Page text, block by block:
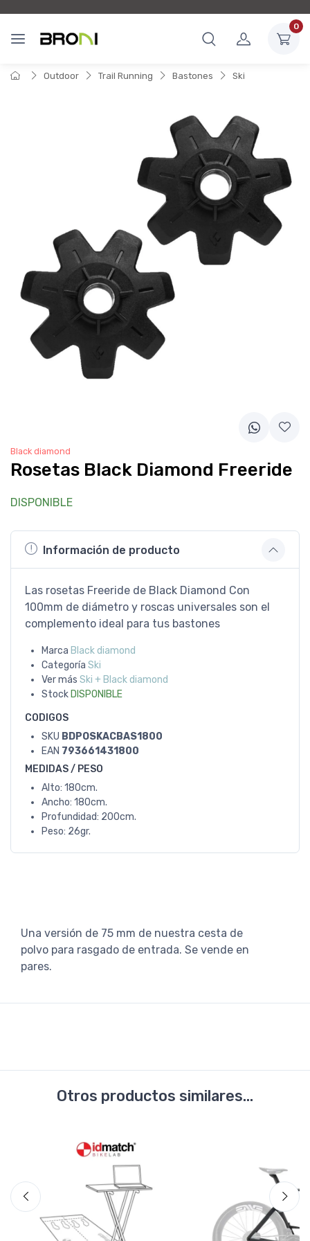
0
Outdoor Trail Running Bastones Ski
Black diamond
Rosetas Black Diamond Freeride
DISPONIBLE
Información de producto
Las rosetas Freeride de Black Diamond Con
100mm de diámetro y roscas universales son el
complemento ideal para tus bastones
Marca Black diamond
Categoría Ski
Ver más Ski + Black diamond
Stock DISPONIBLE
CODIGOS
SKU BDPOSKACBAS1800
EAN 793661431800
MEDIDAS / PESO
Alto: 180cm.
Ancho: 180cm.
Profundidad: 200cm.
Peso: 26gr.
Una versión de 75 mm de nuestra cesta de
polvo para rasgado de entrada. Se vende en
pares.
Otros productos similares...